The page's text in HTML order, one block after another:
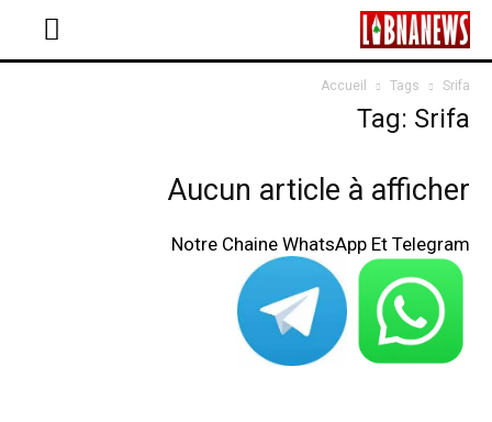
Accueil Tags Srifa
Tag: Srifa
Aucun article à afficher
Notre Chaine WhatsApp Et Telegram